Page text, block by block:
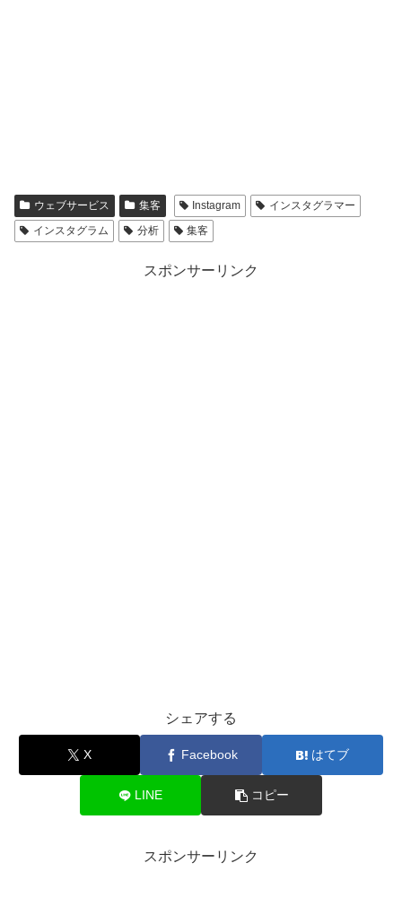
ウェブサービス 集客 Instagram
インスタグラマー
インスタグラム
分析 集客
スポンサーリンク
シェアする
X Facebook はてブ
LINE コピー
スポンサーリンク